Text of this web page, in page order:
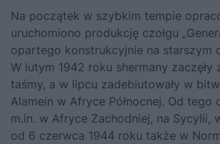
Na początek w szybkim tempie
uruchomiono produkcję czołgu
opartego konstrukcyjnie na starszym
W lutym 1942 roku shermany zaczęły
taśmy, a w lipcu zadebiutowały w
Alamein w Afryce Północnej. Od tego
m.in. w Afryce Zachodniej, na Sycylii,
od 6 czerwca 1944 roku także w